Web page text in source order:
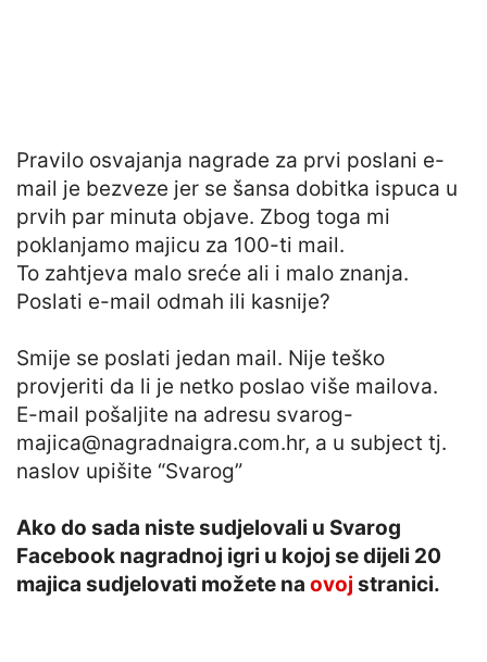
Pravilo osvajanja nagrade za prvi poslani e-
mail je bezveze jer se šansa dobitka ispuca u
prvih par minuta objave. Zbog toga mi
poklanjamo majicu za 100-ti mail.
To zahtjeva malo sreće ali i malo znanja.
Poslati e-mail odmah ili kasnije?
Smije se poslati jedan mail. Nije teško
provjeriti da li je netko poslao više mailova.
E-mail pošaljite na adresu svarog-
majica@nagradnaigra.com.hr, a u subject tj.
naslov upišite “Svarog”
Ako do sada niste sudjelovali u Svarog
Facebook nagradnoj igri u kojoj se dijeli 20
majica sudjelovati možete na ovoj stranici.